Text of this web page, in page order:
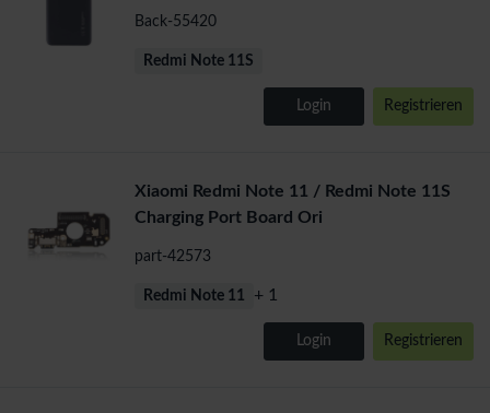
Back-55420
Redmi Note 11S
Login Registrieren
Xiaomi Redmi Note 11 / Redmi Note 11S
Charging Port Board Ori
part-42573
Redmi Note 11 + 1
Login Registrieren